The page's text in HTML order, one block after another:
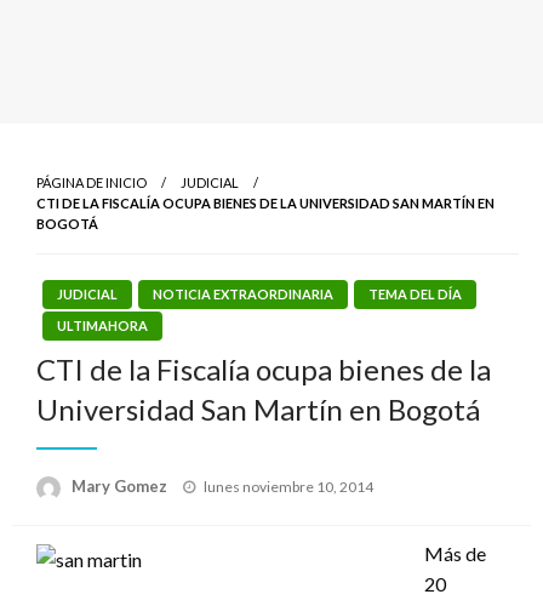
PÁGINA DE INICIO
JUDICIAL
CTI DE LA FISCALÍA OCUPA BIENES DE LA UNIVERSIDAD SAN MARTÍN EN
BOGOTÁ
JUDICIAL NOTICIA EXTRAORDINARIA
TEMA DEL DÍA
ULTIMAHORA
CTI de la Fiscalía ocupa bienes de la
Universidad San Martín en Bogotá
Mary Gomez
Publicado
lunes noviembre 10, 2014
Más de
20